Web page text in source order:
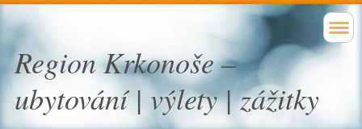
Region Krkonoše –
ubytování | výlety | zážitky